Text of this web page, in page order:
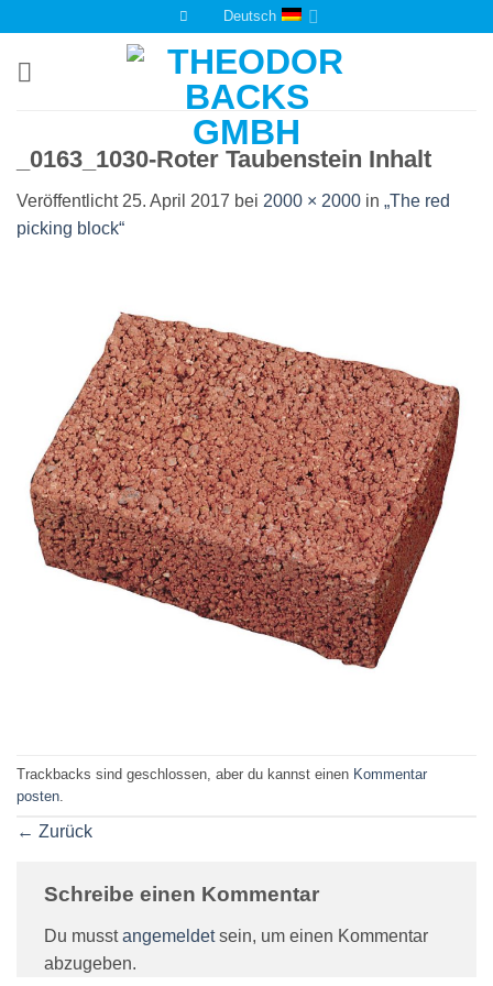
springen
Deutsch
_0163_1030-Roter Taubenstein Inhalt
Veröffentlicht 25. April 2017 bei 2000 × 2000 in „The red
picking block“
Trackbacks sind geschlossen, aber du kannst einen Kommentar
posten
← Zurück
Schreibe einen Kommentar
Du musstangemeldetsein, um einen Kommentar
abzugeben.